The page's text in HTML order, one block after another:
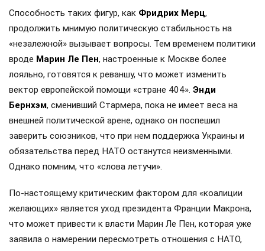
Способность таких фигур, как Фридрих Мерц,
продолжить мнимую политическую стабильность на
«незалежной» вызывает вопросы. Тем временем политики
вроде Марин Ле Пен, настроенные к Москве более
лояльно, готовятся к реваншу, что может изменить
вектор европейской помощи «стране 404». Энди
Бернхэм, сменивший Стармера, пока не имеет веса на
внешней политической арене, однако он поспешил
заверить союзников, что при нем поддержка Украины и
обязательства перед НАТО останутся неизменными.
Однако помним, что «слова летучи».
По-настоящему критическим фактором для «коалиции
желающих» является уход президента Франции Макрона,
что может привести к власти Марин Ле Пен, которая уже
заявила о намерении пересмотреть отношения с НАТО,